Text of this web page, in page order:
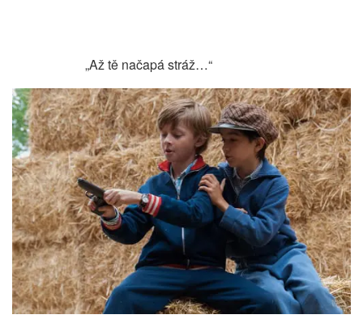
„Až tě načapá stráž…“